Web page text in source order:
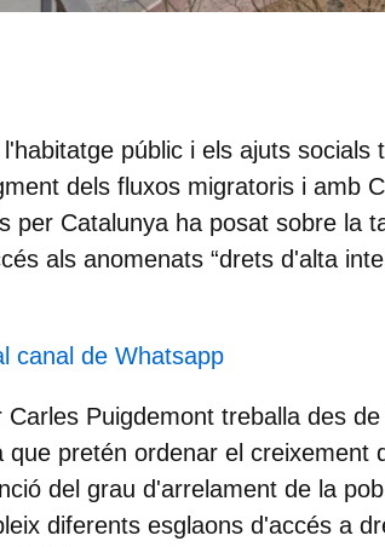
públic i els ajuts socials
dels fluxos migratoris i amb
per Catalunya ha posat sobre la
als anomenats “drets d'alta
canal de Whatsapp
Carles Puigdemont treballa des
que pretén ordenar el creixement
del grau d'arrelament de la
diferents esglaons d'accés a